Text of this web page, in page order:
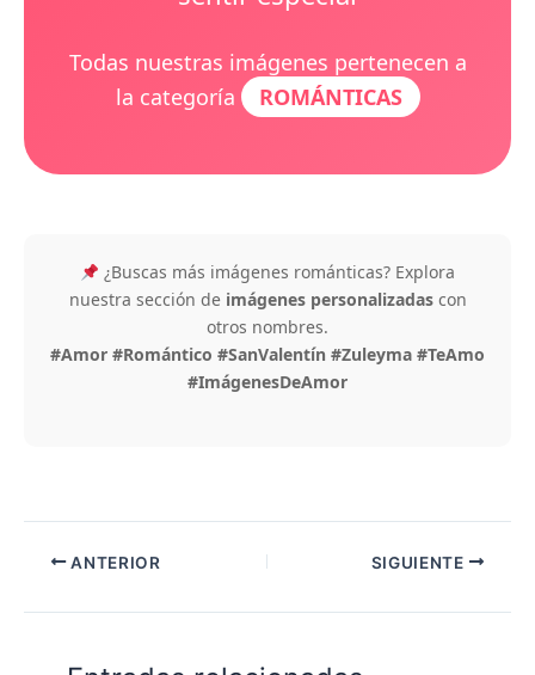
Todas nuestras imágenes pertenecen a
la categoría
ROMÁNTICAS
¿Buscas más imágenes románticas? Explora
nuestra sección de imágenes personalizadascon
otros nombres.
#Amor #Romántico #SanValentín #Zuleyma #TeAmo
#ImágenesDeAmor
ANTERIOR SIGUIENTE